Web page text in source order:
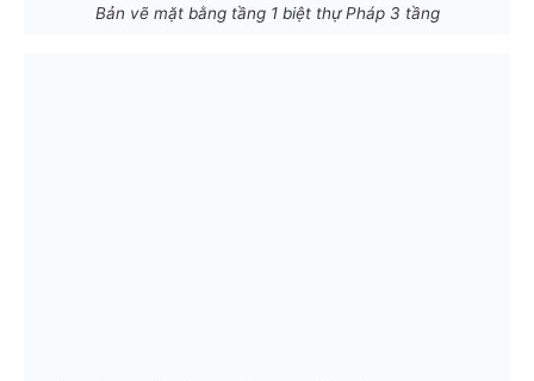
Bản vẽ mặt bằng tầng 1 biệt thự Pháp 3 tầng